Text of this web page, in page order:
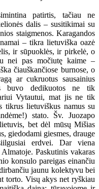
patirtis, tačiau ne
dalis – susitikimai su
staigmenos. Karagandos
– tikra lietuviška oazė
ir sūpuoklės, ir pirkelė, o
nei pas močiutę kaime –
čiauškančiose burnose, o
ar cukruotus sausainius
buvo dedikuotos ne tik
Vytautui, mat jis ne tik
tikrus lietuviškus namus su
stato. Šv. Juozapo
bet dėl mūsų Mišias
giedodami giesmes, drauge
erdvei. Dar viena
Paskutinis vakaras
konsulo pareigas einančiu
jaunu kolektyvu bei
torto. Visų akys net ryškiau